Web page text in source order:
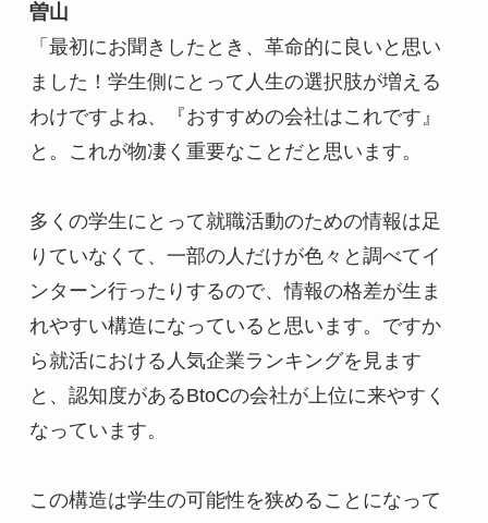
曽山
「最初にお聞きしたとき、革命的に良いと思い
ました！学生側にとって人生の選択肢が増える
わけですよね、『おすすめの会社はこれです』
と。これが物凄く重要なことだと思います。
多くの学生にとって就職活動のための情報は足
りていなくて、一部の人だけが色々と調べてイ
ンターン行ったりするので、情報の格差が生ま
れやすい構造になっていると思います。ですか
ら就活における人気企業ランキングを見ます
と、認知度があるBtoCの会社が上位に来やすく
なっています。
この構造は学生の可能性を狭めることになって